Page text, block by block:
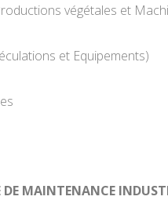
végétales et
et Equipements)
DE MAINTENANCE